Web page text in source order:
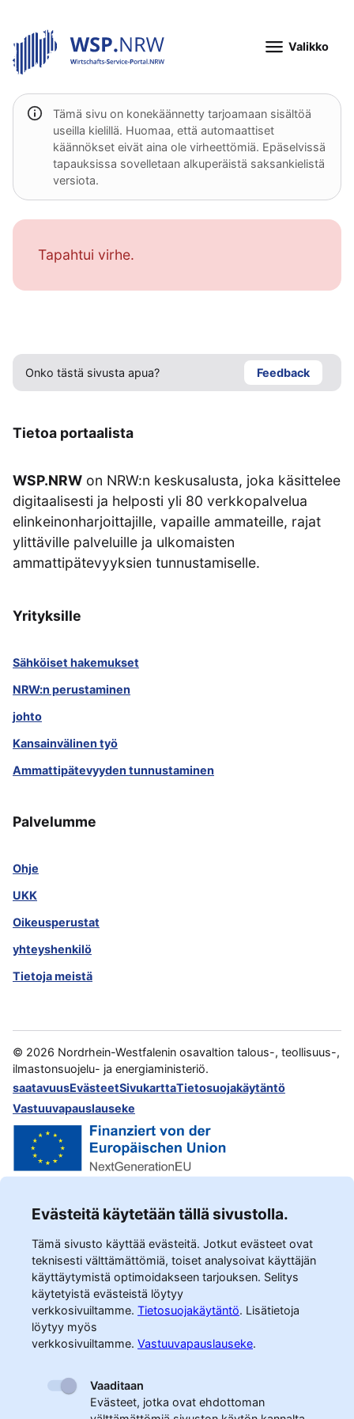
Valikko
Tämä sivu on konekäännetty tarjoamaan sisältöä
useilla kielillä. Huomaa, että automaattiset
käännökset eivät aina ole virheettömiä. Epäselvissä
tapauksissa sovelletaan alkuperäistä saksankielistä
versiota.
Tapahtui virhe.
Onko tästä sivusta apua? Feedback
Tietoa portaalista
WSP.NRW on NRW:n keskusalusta, joka käsittelee
digitaalisesti ja helposti yli 80 verkkopalvelua
elinkeinonharjoittajille, vapaille ammateille, rajat
ylittäville palveluille ja ulkomaisten
ammattipätevyyksien tunnustamiselle.
Yrityksille
Sähköiset hakemukset
NRW:n perustaminen
johto
Kansainvälinen työ
Ammattipätevyyden tunnustaminen
Palvelumme
Ohje
UKK
Oikeusperustat
yhteyshenkilö
Tietoja meistä
© 2026 Nordrhein-Westfalenin osavaltion talous-, teollisuus-,
ilmastonsuojelu- ja energiaministeriö.
saatavuusEvästeetSivukarttaTietosuojakäytäntö
Vastuuvapauslauseke
Evästeitä käytetään tällä sivustolla.
Tämä sivusto käyttää evästeitä. Jotkut evästeet ovat
teknisesti välttämättömiä, toiset analysoivat käyttäjän
käyttäytymistä optimoidakseen tarjouksen. Selitys
käytetyistä evästeistä löytyy
verkkosivuiltamme. Tietosuojakäytäntö. Lisätietoja
löytyy myös
verkkosivuiltamme. Vastuuvapauslauseke.
Vaaditaan
Evästeet, jotka ovat ehdottoman